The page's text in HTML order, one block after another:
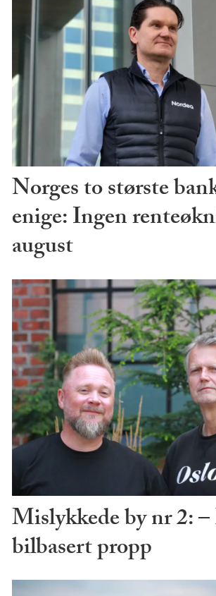
Norges to største
enige: Ingen
august
Mislykkede by nr 2:
bilbasert propp